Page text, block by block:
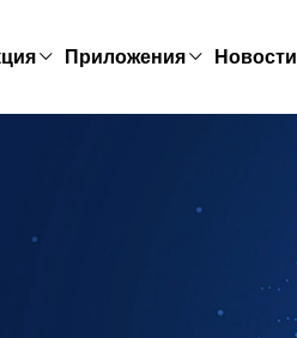
Приложения Новости